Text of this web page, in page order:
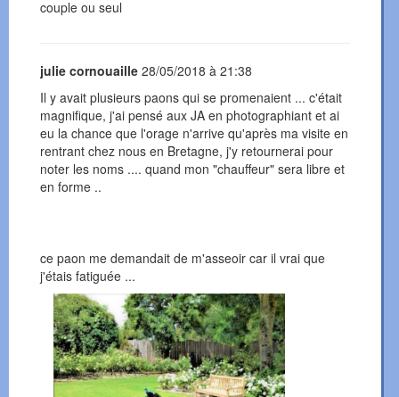
couple ou seul
julie cornouaille 28/05/2018 à 21:38
Il y avait plusieurs paons qui se promenaient ... c'était
magnifique, j'ai pensé aux JA en photographiant et ai
eu la chance que l'orage n'arrive qu'après ma visite en
rentrant chez nous en Bretagne, j'y retournerai pour
noter les noms .... quand mon "chauffeur" sera libre et
en forme ..
ce paon me demandait de m'asseoir car il vrai que
j'étais fatiguée ...